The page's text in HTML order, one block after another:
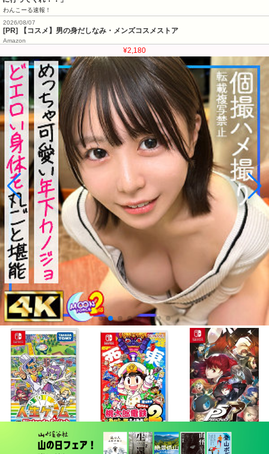
わんこーる速報！
2026/08/07
[PR] 【コスメ】男の身だしなみ・メンズコスメストア
Amazon
¥2,180
¥5,445 ¥6,200 ¥3,680